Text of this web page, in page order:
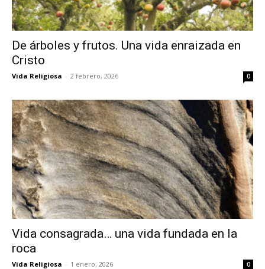
De árboles y frutos. Una vida enraizada en
Cristo
Vida Religiosa - 2 febrero, 2026 0
Vida consagrada… una vida fundada en la
roca
Vida Religiosa - 1 enero, 2026 0